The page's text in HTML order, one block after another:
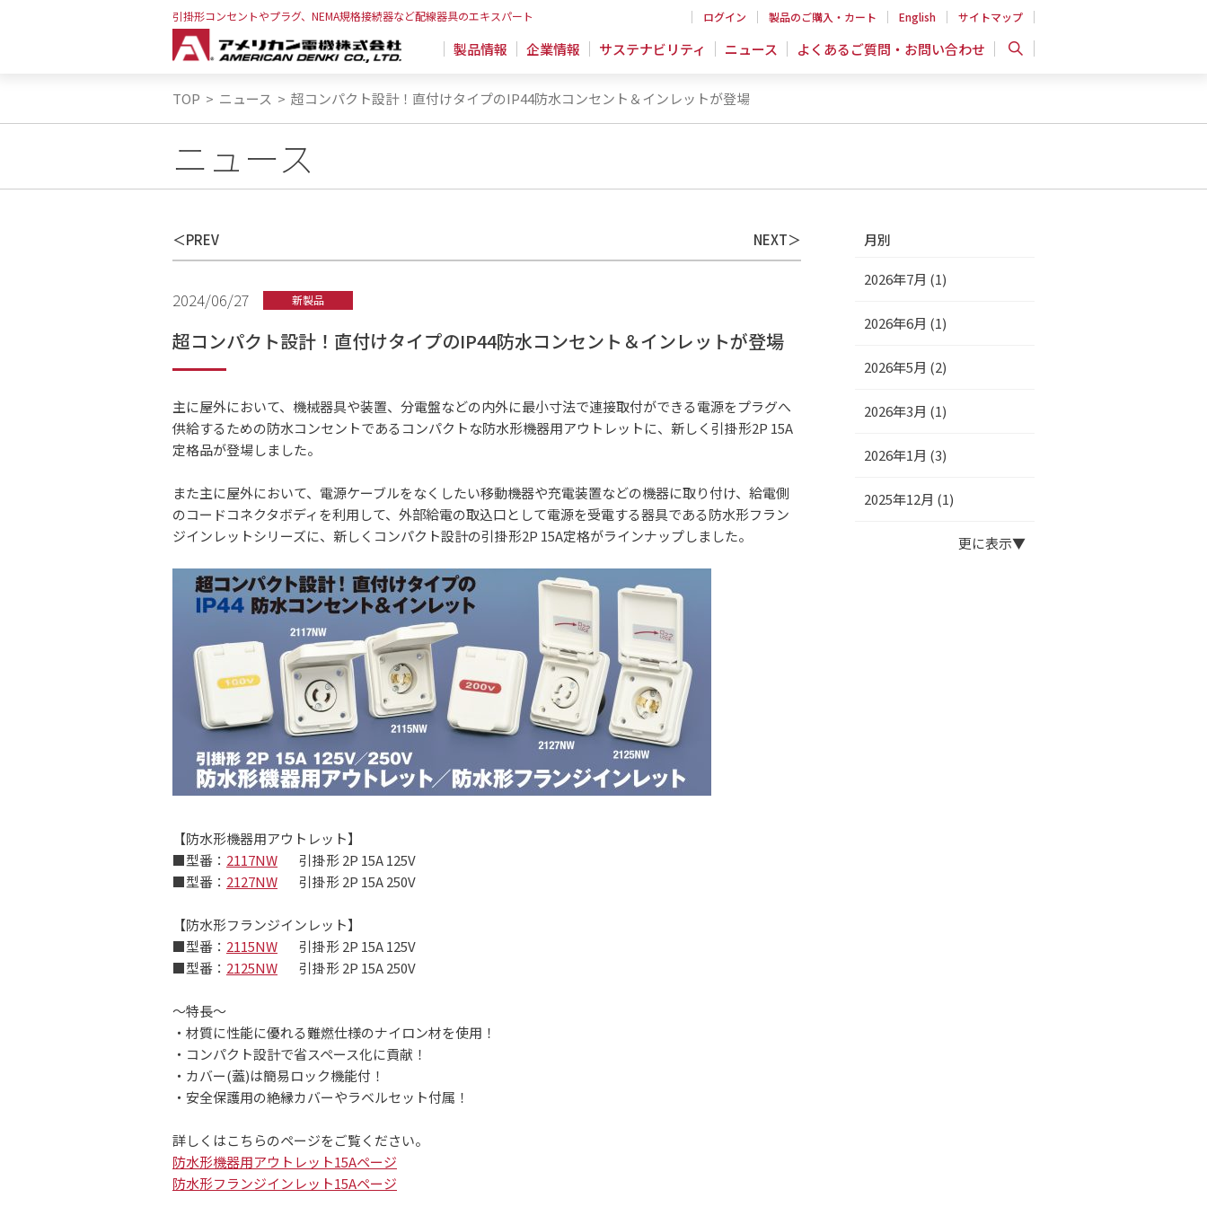
引掛形コンセントやプラグ、NEMA規格接続器など配線器具のエキスパート ログイン 製品のご購入・カート English サイトマップ
製品情報 企業情報 サステナビリティ ニュース よくあるご質問・お問い合わせ
TOP > ニュース > 超コンパクト設計！直付けタイプのIP44防水コンセント＆インレットが登場
ニュース
PREV NEXT
2024/06/27 新製品
超コンパクト設計！直付けタイプのIP44防水コンセント＆インレットが登場
主に屋外において、機械器具や装置、分電盤などの内外に最小寸法で連接取付ができる電源をプラグへ
供給するための防水コンセントであるコンパクトな防水形機器用アウトレットに、新しく引掛形2P 15A
定格品が登場しました。
また主に屋外において、電源ケーブルをなくしたい移動機器や充電装置などの機器に取り付け、給電側
のコードコネクタボディを利用して、外部給電の取込口として電源を受電する器具である防水形フラン
ジインレットシリーズに、新しくコンパクト設計の引掛形2P 15A定格がラインナップしました。
【防水形機器用アウトレット】
■型番： 2117NW 引掛形 2P 15A 125V
■型番： 2127NW 引掛形 2P 15A 250V
【防水形フランジインレット】
■型番： 2115NW 引掛形 2P 15A 125V
■型番： 2125NW 引掛形 2P 15A 250V
～特長～
・材質に性能に優れる難燃仕様のナイロン材を使用！
・コンパクト設計で省スペース化に貢献！
・カバー(蓋)は簡易ロック機能付！
・安全保護用の絶縁カバーやラベルセット付属！
詳しくはこちらのページをご覧ください。
防水形機器用アウトレット15Aページ
防水形フランジインレット15Aページ
月別
2026年7月 (1)
2026年6月 (1)
2026年5月 (2)
2026年3月 (1)
2026年1月 (3)
2025年12月 (1)
更に表示